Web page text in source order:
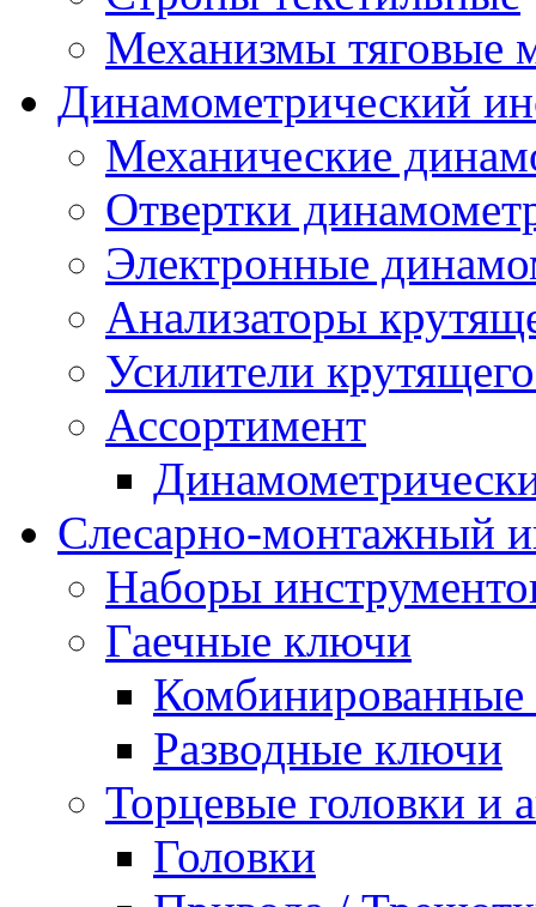
Механизмы тяговые
Динамометрический
Механические
Отвертки
Электронные
Анализаторы
Усилители
Ассортимент
Слесарно-монтажный
Наборы
Гаечные ключи
Разводные ключи
Торцевые головки и
Головки